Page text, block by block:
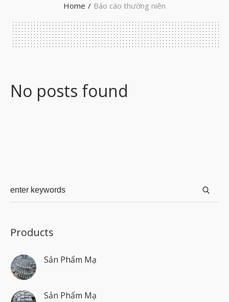
Home / Báo cáo thường niên
No posts found
Products
Sản Phẩm Mạ
Sản Phẩm Mạ